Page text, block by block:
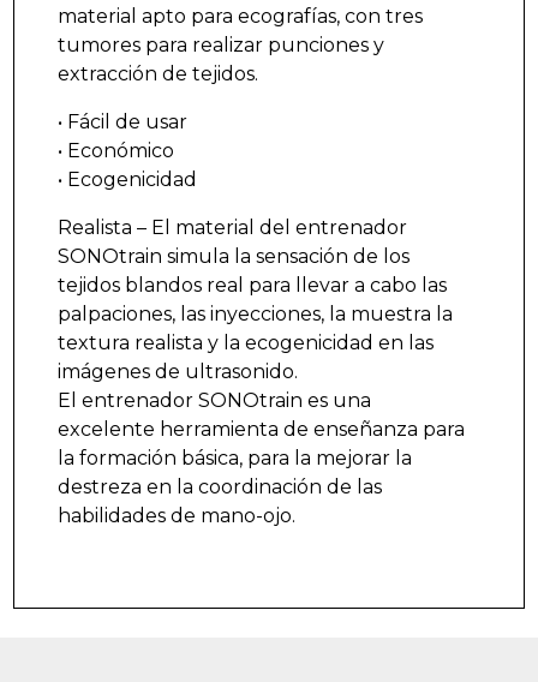
material apto para ecografías, con tres
tumores para realizar punciones y
extracción de tejidos.
• Fácil de usar
• Económico
• Ecogenicidad
Realista – El material del entrenador
SONOtrain simula la sensación de los
tejidos blandos real para llevar a cabo las
palpaciones, las inyecciones, la muestra la
textura realista y la ecogenicidad en las
imágenes de ultrasonido.
El entrenador SONOtrain es una
excelente herramienta de enseñanza para
la formación básica, para la mejorar la
destreza en la coordinación de las
habilidades de mano-ojo.